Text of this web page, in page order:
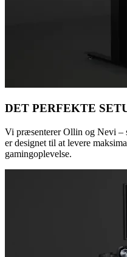
DET PERFEKTE
Vi præsenterer Ollin og Nevi –
er designet til at levere
gamingoplevelse.